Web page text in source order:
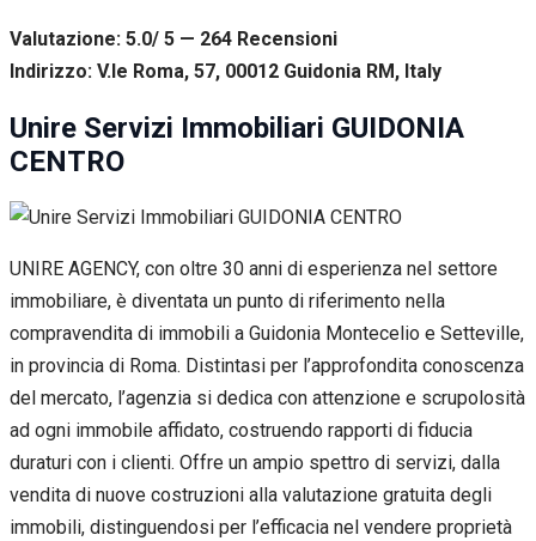
Valutazione: 5.0/ 5 — 264 Recensioni
Indirizzo: V.le Roma, 57, 00012 Guidonia RM, Italy
Unire Servizi Immobiliari GUIDONIA
CENTRO
UNIRE AGENCY, con oltre 30 anni di esperienza nel settore
immobiliare, è diventata un punto di riferimento nella
compravendita di immobili a Guidonia Montecelio e Setteville,
in provincia di Roma. Distintasi per l’approfondita conoscenza
del mercato, l’agenzia si dedica con attenzione e scrupolosità
ad ogni immobile affidato, costruendo rapporti di fiducia
duraturi con i clienti. Offre un ampio spettro di servizi, dalla
vendita di nuove costruzioni alla valutazione gratuita degli
immobili, distinguendosi per l’efficacia nel vendere proprietà